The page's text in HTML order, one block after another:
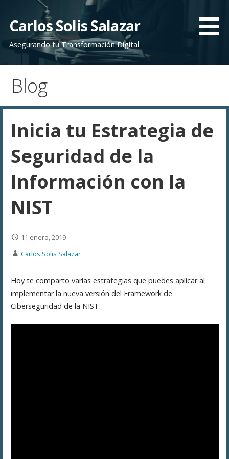
contenido
Carlos Solis Salazar
Asegurando tu Transformación Digital
Blog
Inicia tu Estrategia de
Seguridad de la
Información con la
NIST
11 enero, 2019
Carlos Solis Salazar
Hoy te comparto varias estrategias que puedes aplicar al
implementar la nueva versión del Framework de
Ciberseguridad de la NIST.